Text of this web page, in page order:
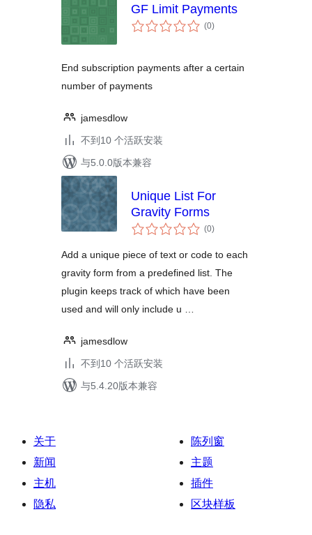
GF Limit Payments
(0总
评)
End subscription payments after a certain
number of payments
jamesdlow
不到10 个活跃安装
与5.0.0版本兼容
Unique List For
Gravity Forms
(0总
评)
Add a unique piece of text or code to each
gravity form from a predefined list. The
plugin keeps track of which have been
used and will only include u …
jamesdlow
不到10 个活跃安装
与5.4.20版本兼容
关于
新闻
主机
隐私
陈列窗
主题
插件
区块样板